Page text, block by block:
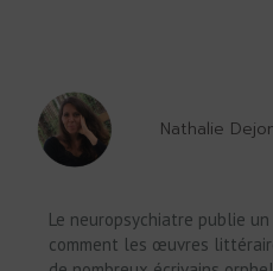
Nathalie
Le neuropsychiatre publie
comment les œuvres